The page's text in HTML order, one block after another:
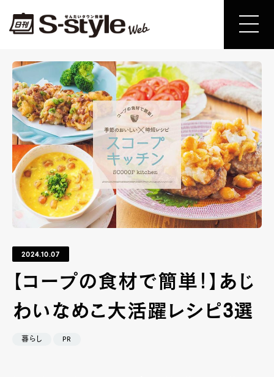
2024.10.07
【コープの食材で簡単！】あじ
わいなめこ大活躍レシピ3選
暮らし PR